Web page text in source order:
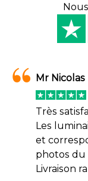
Mr Nicolas
Très
Les
et
photos du
Livraison